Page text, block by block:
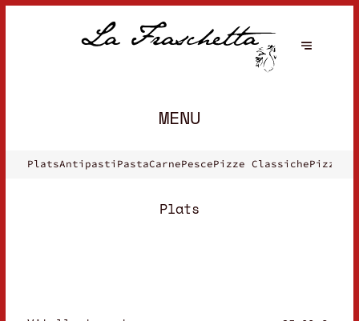
MENU
PlatsAntipasti PastaCarnePescePizze ClassichePizze
Plats